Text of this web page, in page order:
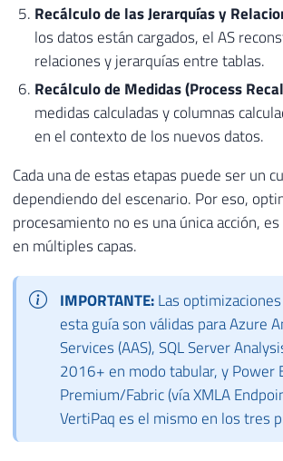
Recálculo de las Jerarquías y
los datos están cargados, el AS
relaciones y jerarquías entre tablas.
Recálculo de Medidas (Process
medidas calculadas y columnas
en el contexto de los nuevos datos.
Cada una de estas etapas puede ser un
dependiendo del escenario. Por eso,
procesamiento no es una única acción,
en múltiples capas.
IMPORTANTE:Las
esta guía son válidas para Azure
Services (AAS), SQL Server
2016+ en modo tabular, y Power
Premium/Fabric (vía XMLA
VertiPaq es el mismo en los tres